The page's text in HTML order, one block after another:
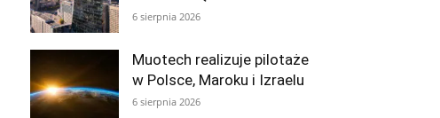
6 sierpnia 2026
Muotech realizuje pilotaże
w Polsce, Maroku i Izraelu
6 sierpnia 2026